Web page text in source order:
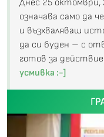
Днес 25 октомври,
означава само да
и възхваляваш
да си буден – с
готов за
усмивка :-]